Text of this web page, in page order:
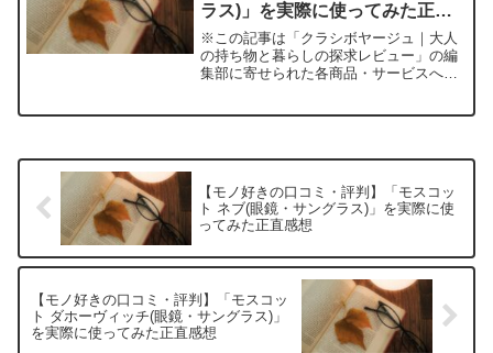
ラス)」を実際に使ってみた正直
感想
※この記事は「クラシボヤージュ｜大人
の持ち物と暮らしの探求レビュー」の編
集部に寄せられた各商品・サービスへの
【モノ好きの口コミ・評判】「モスコッ
ト ネブ(眼鏡・サングラス)」を実際に使
ってみた正直感想
【モノ好きの口コミ・評判】「モスコッ
ト ダホーヴィッチ(眼鏡・サングラス)」
を実際に使ってみた正直感想